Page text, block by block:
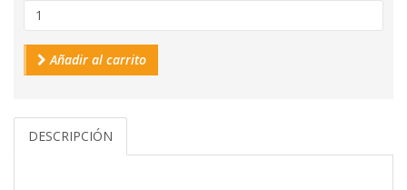
Añadir al carrito
DESCRIPCIÓN